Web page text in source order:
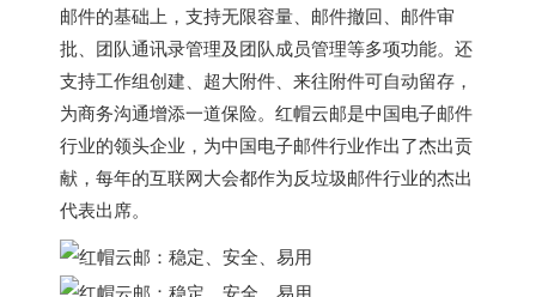
邮件的基础上，支持无限容量、邮件撤回、邮件审
批、团队通讯录管理及团队成员管理等多项功能。还
支持工作组创建、超大附件、来往附件可自动留存，
为商务沟通增添一道保险。红帽云邮是中国电子邮件
行业的领头企业，为中国电子邮件行业作出了杰出贡
献，每年的互联网大会都作为反垃圾邮件行业的杰出
代表出席。